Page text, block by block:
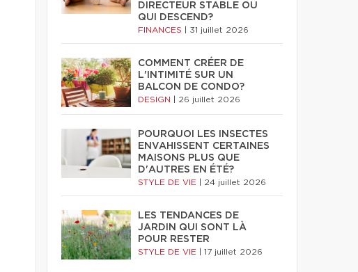
DIRECTEUR STABLE OU
QUI DESCEND?
FINANCES 31 juillet 2026
COMMENT CRÉER DE
L'INTIMITÉ SUR UN
BALCON DE CONDO?
DESIGN 26 juillet 2026
POURQUOI LES INSECTES
ENVAHISSENT CERTAINES
MAISONS PLUS QUE
D'AUTRES EN ÉTÉ?
STYLE DE VIE 24 juillet 2026
LES TENDANCES DE
JARDIN QUI SONT LÀ
POUR RESTER
STYLE DE VIE 17 juillet 2026